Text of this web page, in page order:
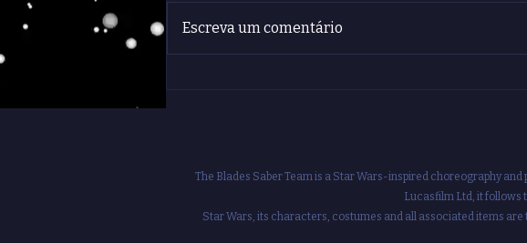
Escreva um comentário
The Blades Saber Team is a Star Wars-inspired choreography
Lucasfilm Ltd, it follows
Star Wars, its characters, costumes and all associated items